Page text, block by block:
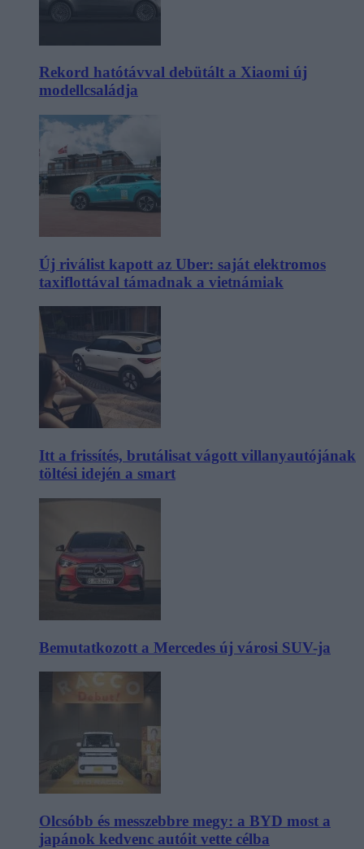
Rekord hatótávval debütált a Xiaomi új
modellcsaládja
Új riválist kapott az Uber: saját elektromos
taxiflottával támadnak a vietnámiak
Itt a frissítés, brutálisat vágott villanyautójának
töltési idején a smart
Bemutatkozott a Mercedes új városi SUV-ja
Olcsóbb és messzebbre megy: a BYD most a
japánok kedvenc autóit vette célba